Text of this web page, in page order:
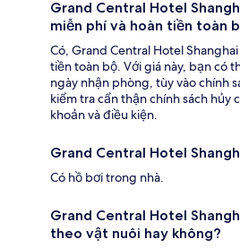
Grand Central Hotel
miễn phí và hoàn tiền toàn
Có, Grand Central Hotel
tiền toàn bộ. Với giá này, bạn có
ngày nhận phòng, tùy vào chính
kiểm tra cẩn thận chính sách hủy
khoản và điều kiện.
Grand Central Hotel
Có hồ bơi trong nhà.
Grand Central Hotel
theo vật nuôi hay không?